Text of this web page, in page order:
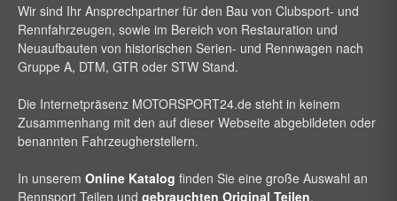
Wir sind Ihr Ansprechpartner für den Bau von Clubsport- und
Rennfahrzeugen, sowie im Bereich von Restauration und
Neuaufbauten von historischen Serien- und Rennwagen nach
Gruppe A, DTM, GTR oder STW Stand.
Die Internetpräsenz MOTORSPORT24.de steht in keinem
Zusammenhang mit den auf dieser Webseite abgebildeten oder
benannten Fahrzeugherstellern.
In unserem Online Katalog finden Sie eine große Auswahl an
Rennsport Teilen und gebrauchten Original Teilen.